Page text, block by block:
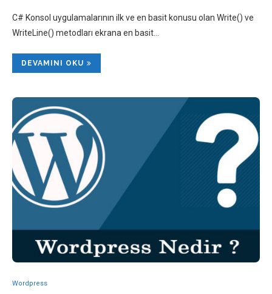
C# Konsol uygulamalarının ilk ve en basit konusu olan Write() ve
WriteLine() metodları ekrana en basit…
DEVAMINI OKU
Wordpress